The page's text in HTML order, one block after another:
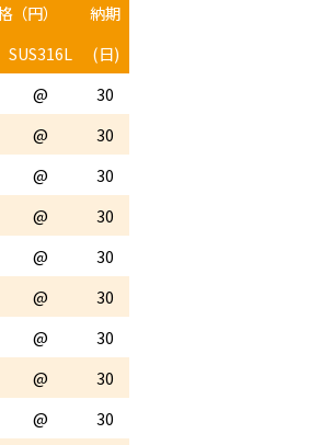
（円）
納期
SUS316L
(日)
@
30
@
30
@
30
@
30
@
30
@
30
@
30
@
30
@
30